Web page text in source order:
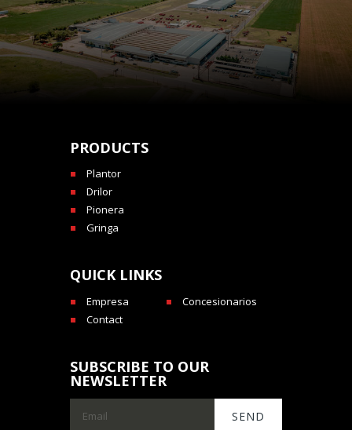
PRODUCTS
Plantor
Drilor
Pionera
Gringa
QUICK LINKS
Empresa
Concesionarios
Contact
SUBSCRIBE TO OUR
NEWSLETTER